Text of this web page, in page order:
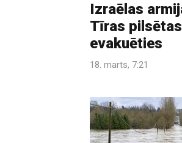
Izraēlas
Tīras
evakuēties
18. marts, 7:21